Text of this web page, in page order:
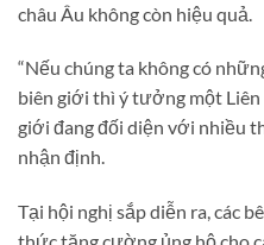
châu Âu không còn hiệu quả.
“Nếu chúng ta không có
biên giới thì ý tưởng một Liên
giới đang đối diện với nhiều
nhận định.
Tại hội nghị sắp diễn ra, các